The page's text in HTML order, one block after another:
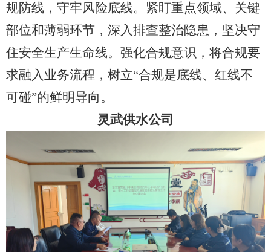
规防线，守牢风险底线。紧盯重点领域、关键
部位和薄弱环节，深入排查整治隐患，坚决守
住安全生产生命线。强化合规意识，将合规要
求融入业务流程，树立“合规是底线、红线不
可碰”的鲜明导向。
灵武供水公司